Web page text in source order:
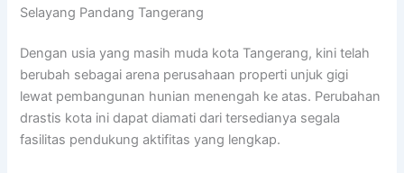
Selayang Pandang Tangerang
Dengan usia yang masih muda kota Tangerang, kini telah
berubah sebagai arena perusahaan properti unjuk gigi
lewat pembangunan hunian menengah ke atas. Perubahan
drastis kota ini dapat diamati dari tersedianya segala
fasilitas pendukung aktifitas yang lengkap.